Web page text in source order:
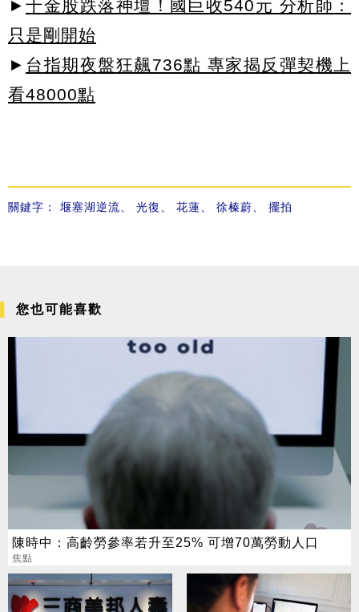
► 千金股跌落神壇！國巨收540元 分析師：
只是剛開始
► 台指期夜盤狂飆736點 專家揭反彈契機上
看48000點
關鍵字： 堰塞湖逆流、 光復、 花蓮、 徐榛蔚、 擺拍
您也可能喜歡
陳時中：高齡勞參率若升至25% 可增70萬勞動人口
焦點